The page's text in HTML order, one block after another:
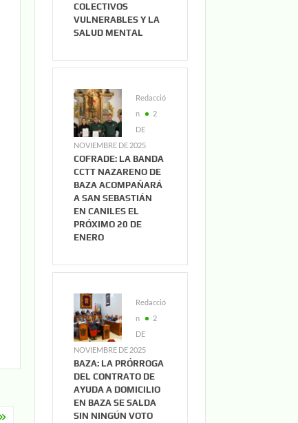
COLECTIVOS
VULNERABLES Y LA
SALUD MENTAL
Redacció
n
2
DE
NOVIEMBRE DE 2025
COFRADE: LA BANDA
CCTT NAZARENO DE
BAZA ACOMPAÑARÁ
A SAN SEBASTIÁN
EN CANILES EL
PRÓXIMO 20 DE
ENERO
Redacció
n
2
DE
NOVIEMBRE DE 2025
BAZA: LA PRÓRROGA
DEL CONTRATO DE
AYUDA A DOMICILIO
EN BAZA SE SALDA
SIN NINGÚN VOTO